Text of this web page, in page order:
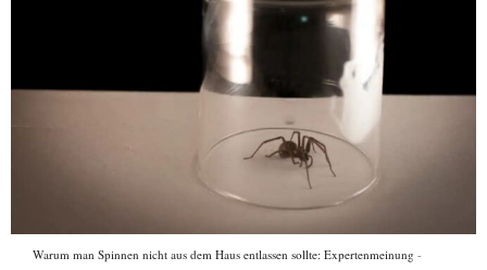
Warum man Spinnen nicht aus dem Haus entlassen sollte: Expertenmeinung